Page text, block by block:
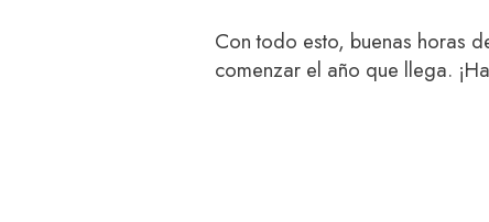
Con todo esto, buenas horas
comenzar el año que llega.